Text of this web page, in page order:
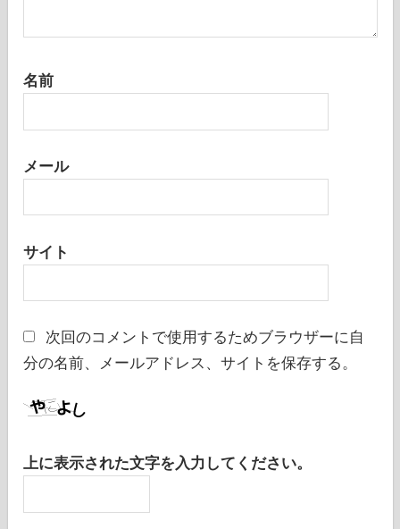
名前
メール
サイト
次回のコメントで使用するためブラウザーに自
分の名前、メールアドレス、サイトを保存する。
上に表示された文字を入力してください。